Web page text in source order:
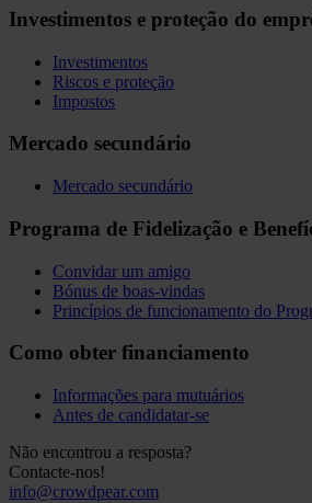
Investimentos e proteção do
Investimentos
Riscos e proteção
Impostos
Mercado secundário
Mercado secundário
Programa de Fidelização e
Convidar um amigo
Bónus de boas-vindas
Princípios de funcionamento do
Como obter financiamento
Informações para mutuários
Antes de candidatar-se
Não encontrou a resposta?
Contacte-nos!
info@crowdpear.com